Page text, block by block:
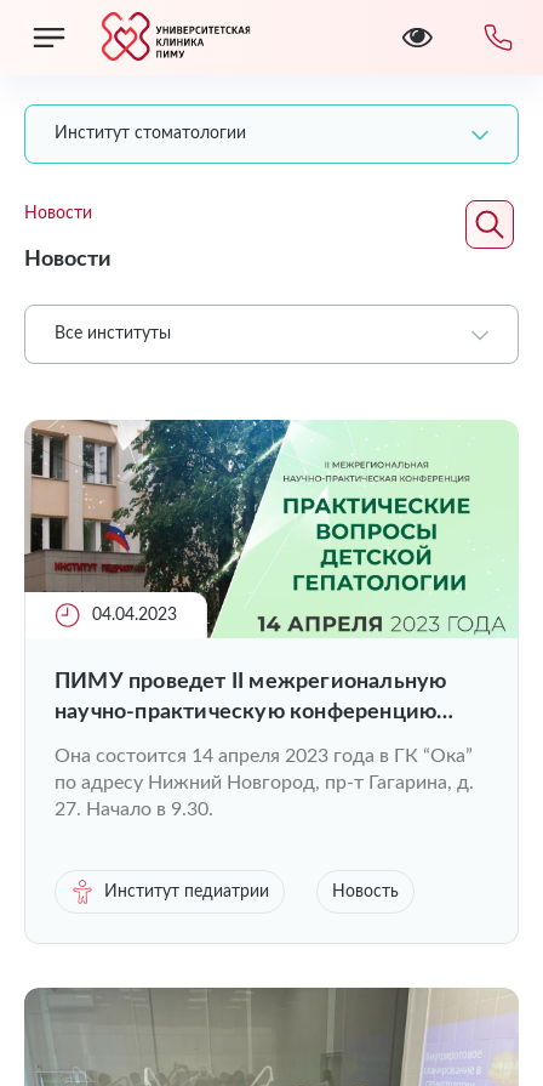
Институт стоматологии
Новости
Новости
Все институты
04.04.2023
ПИМУ проведет II межрегиональную
научно-практическую конференцию
гепатологии”
Она состоится 14 апреля 2023 года в ГК “Ока”
по адресу Нижний Новгород, пр-т Гагарина, д.
27. Начало в 9.30.
Институт педиатрии Новость